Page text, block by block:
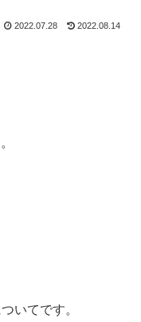
2022.07.28 2022.08.14
いてです。